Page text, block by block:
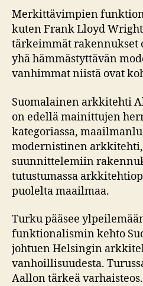
Merkittävimpien
kuten Frank Lloyd
tärkeimmät rakennukset
yhä hämmästyttävän
vanhimmat niistä ovat
Suomalainen arkkitehti
on edellä mainittujen
kategoriassa,
modernistinen
suunnittelemiin
tutustumassa
puolelta maailmaa.
Turku pääsee
funktionalismin kehto
johtuen Helsingin
vanhoillisuudesta.
Aallon tärkeä